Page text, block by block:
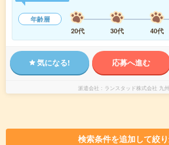
年齢層
20代
30代 40代
気になる! 応募へ進む
派遣会社 ランスタッド株式会社 九
検索条件を追加して絞